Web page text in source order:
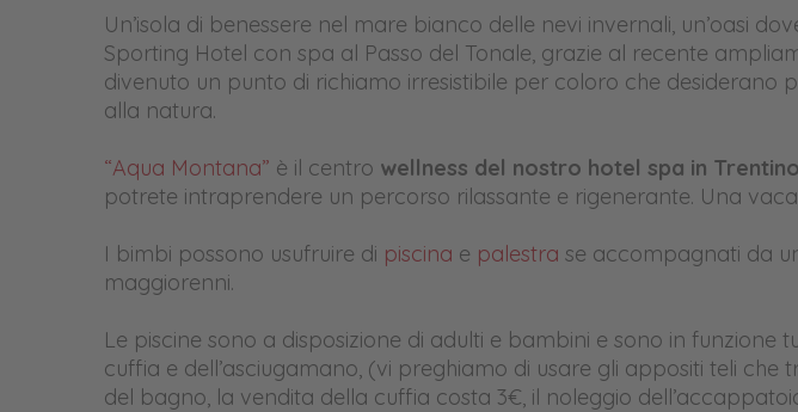
Un’isola di benessere nel mare bianco delle nevi invernali, un’oasi
Sporting Hotel con spa al Passo del Tonale, grazie al recente
divenuto un punto di richiamo irresistibile per coloro che desiderano
alla natura.
“Aqua Montana” è il centro wellness del nostro hotel spa in Trentino
potrete intraprendere un percorso rilassante e rigenerante. Una
I bimbi possono usufruire di piscina e palestra se accompagnati da
maggiorenni.
Le piscine sono a disposizione di adulti e bambini e sono in funzione
cuffia e dell’asciugamano, (vi preghiamo di usare gli appositi teli
del bagno, la vendita della cuffia costa 3€, il noleggio